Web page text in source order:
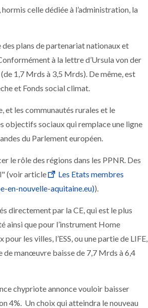
celle dédiée à l’administration, la
plans de partenariat nationaux et
à la lettre d’Ursula von der
1,7 Mrds à 3,5 Mrds). De même, est
et Fonds social climat.
et les communautés rurales et le
objectifs sociaux qui remplace une ligne
du Parlement européen.
le rôle des régions dans les PPNR. Des
(voir article
Les Etats membres
en-nouvelle-aquitaine.eu)).
directement par la CE, qui est le plus
ainsi que pour l’instrument Home
les villes, l’ESS, ou une partie de LIFE,
manœuvre baisse de 7,7 Mrds à 6,4
chypriote annonce vouloir baisser
4%. Un choix qui atteindra le nouveau